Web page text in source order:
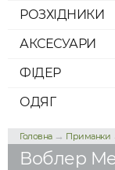
РОЗХІДНИКИ
АКСЕСУАРИ
ФІДЕР
ОДЯГ
Головна→ Приманки
Воблер